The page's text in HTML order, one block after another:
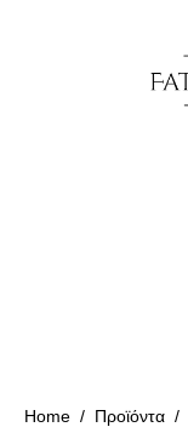
Home Προϊόντα